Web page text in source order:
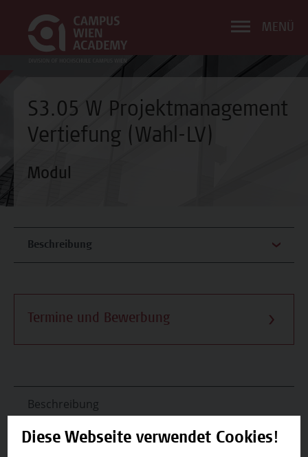
MENÜ
S3.05 W Projektmanagement
Vertiefung (Wahl-LV)
Modul
Beschreibung
Termine und Bewerbung
Beschreibung
Termine und Bewerbung
Diese Webseite verwendet Cookies!